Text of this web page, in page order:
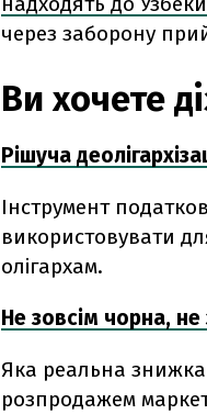
через заборону
Ви хочете
Рішуча
Інструмент
використовувати
олігархам.
Не зовсім чорна,
Яка реальна
розпродажем